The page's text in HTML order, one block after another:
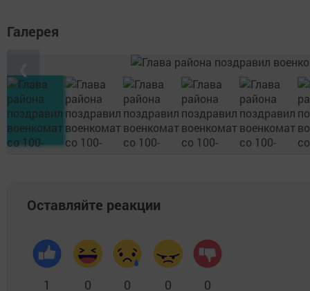
Галерея
Оставляйте реакции
1 0 0 0 0